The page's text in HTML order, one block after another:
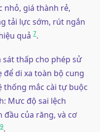
nhỏ, giá thành rẻ,
tải lực sớm, rút ngắn
quả 7.
thấp cho phép sử
di xa toàn bộ cung
thống mắc cài tự buộc
Mưc độ sai lệch
của răng, và cơ
9.